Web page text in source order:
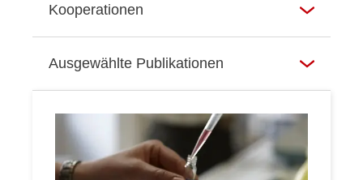
Kooperationen
Ausgewählte Publikationen